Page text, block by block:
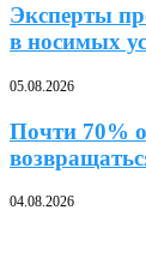
Эксперты
в носимых
05.08.2026
Почти 70%
04.08.2026